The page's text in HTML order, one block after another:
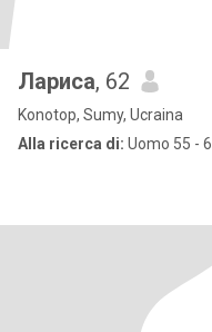
Лариса, 62
Konotop, Sumy, Ucraina
Alla ricerca di: Uomo 55 -